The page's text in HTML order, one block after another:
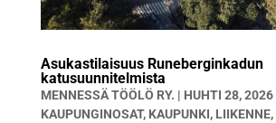
Asukastilaisuus Runeberginkadun
katusuunnitelmista
MENNESSÄTÖÖLÖ RY. | HUHTI 28, 2026
KAUPUNGINOSAT, KAUPUNKI, LIIKENNE,